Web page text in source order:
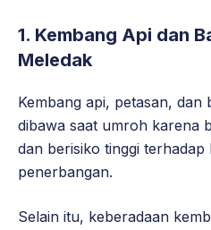
1. Kembang Api dan
Meledak
Kembang api, petasan, dan
dibawa saat umroh karena
dan berisiko tinggi terhadap
penerbangan.
Selain itu, keberadaan